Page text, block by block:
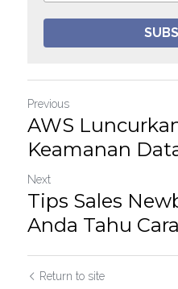
Previous
AWS
Keamanan
Next
Tips Sales
Anda Tahu
Return to site